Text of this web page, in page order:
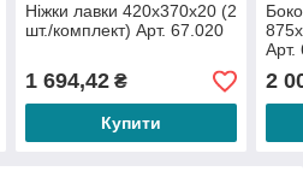
Ніжки лавки 420х370х20 (2
шт./комплект) Арт. 67.020
1 694,42₴
Купити
Арт.
2